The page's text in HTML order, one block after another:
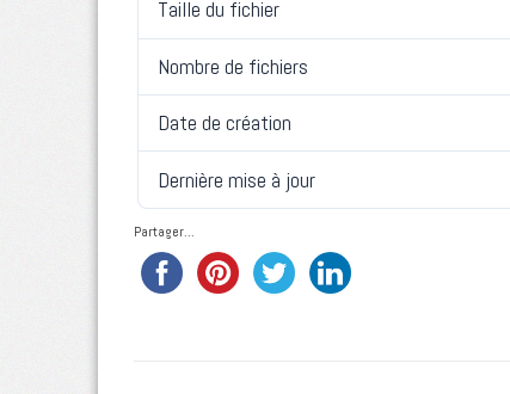
Taille du fichier
Nombre de fichiers
Date de création
Dernière mise à jour
Partager...